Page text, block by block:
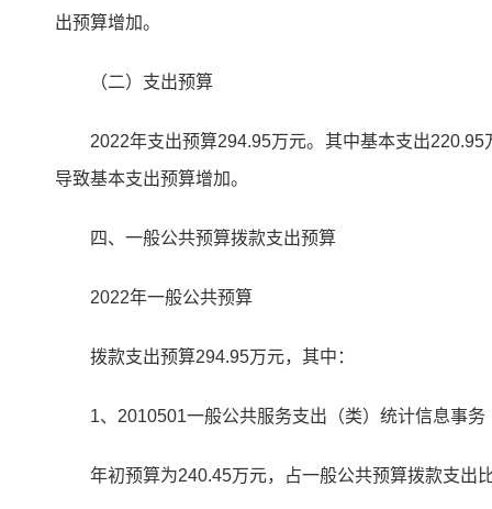
出预算增加。
（二）支出预算
2022年支出预算294.95万元。其中基本支出
导致基本支出预算增加。
四、一般公共预算拨款支出预算
2022年一般公共预算
拨款支出预算294.95万元，其中：
1、2010501一般公共服务支出（类）统计信息事
年初预算为240.45万元，占一般公共预算拨款支出